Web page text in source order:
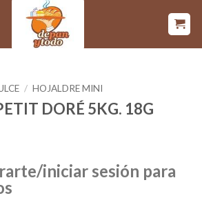
herramientas
/ HOJALDRE MINI
DORÉ 5KG. 18G
iniciar sesión para